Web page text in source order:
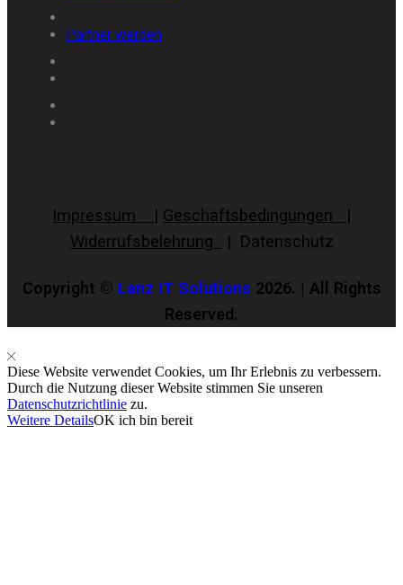
Partner werden
Impressum | Geschäftsbedingungen |
Widerrufsbelehrung
| Datenschutz
Copyright © Lanz IT Solutions 2026. | All Rights
Reserved.
Diese Website verwendet Cookies, um Ihr Erlebnis zu verbessern.
Durch die Nutzung dieser Website stimmen Sie unseren
Datenschutzrichtlinie zu.
Weitere DetailsOK ich bin bereit